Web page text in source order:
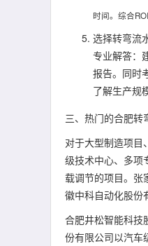
时间。综合
选择转弯流
专业解答：
报告。同时
了解生产规
三、热门的合肥转
对于大型制造项目
级技术中心、多项
载调节的项目。张
徽中科自动化股份
合肥井松智能科技
份有限公司以汽车